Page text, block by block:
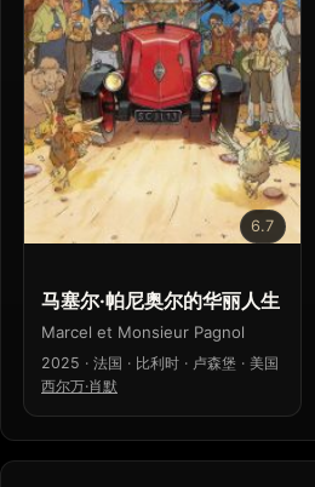
6.7
马塞尔·帕尼奥尔的华丽人生
Marcel et Monsieur Pagnol
2025 · 法国 · 比利时 · 卢森堡 · 美国
西尔万·肖默